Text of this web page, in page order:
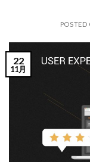
POSTED
22
11月